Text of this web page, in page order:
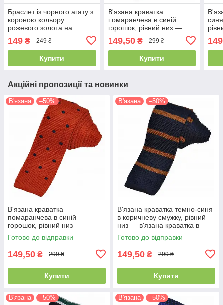
Браслет із чорного агату з
короною кольору
рожевого золота на
149 ₴ 249 ₴
Купити
В'язана краватка
помаранчева в синій
горошок, рівний низ —
в'язана краватка горошок
149,50₴ 299 ₴
Купити
Акційні пропозиції та новинки
В'язана –50%
В'язана краватка
помаранчева в синій
горошок, рівний низ —
в'язана краватка горошок
Готово до відправки
149,50 ₴ 299 ₴
Купити
В'язана –50%
В'язана краватка темно-синя
в коричневу смужку, рівний
низ — в'язана краватка в
смужку
Готово до відправки
149,50 ₴ 299 ₴
Купити
В'язана –50% В'язана –50%